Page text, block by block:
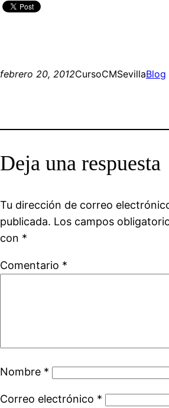
febrero 20, 2012CursoCMSevillaBlog
Deja una respuesta
Tu dirección de correo
publicada. Los campos
con *
Comentario *
Nombre *
Correo electrónico *